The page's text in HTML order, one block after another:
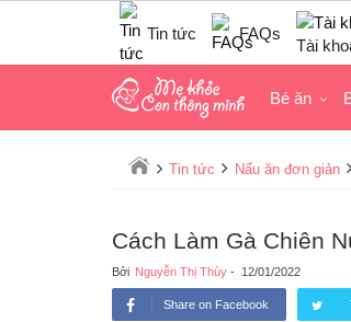
Tin tức FAQs
Tài
Bé ăn
Tin tức Nấu ăn đơn giản
Cách Làm Gà Chiên
Bởi Nguyễn Thị Thùy - 12/01/2022
Share on Facebook